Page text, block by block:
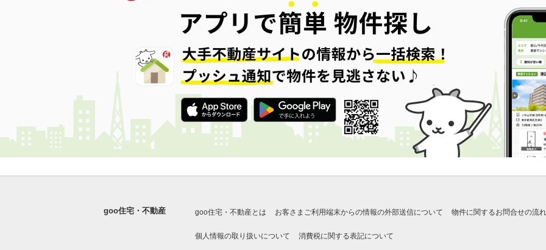
goo住宅・不動産 goo住宅・不動産とは お客さまご利用端末からの情報の外部送信について 物件に関するお問合せの流れ
個人情報の取り扱いについて 消費税に関する表記について